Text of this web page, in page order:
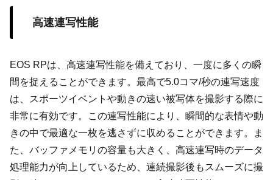
高速連写性能
EOS RPは、高速連写性能を備えており、一度に多くの瞬
間を捉えることができます。最高で5.0コマ/秒の連写速度
は、スポーツイベントや動きの速い被写体を撮影する際に
非常に有効です。この連写性能により、瞬間的な表情や動
きの中で最適な一枚を逃さずに収めることができます。ま
た、バッファメモリの容量も大きく、高速連写時のデータ
処理能力が向上しているため、連続撮影後もスムーズに撮